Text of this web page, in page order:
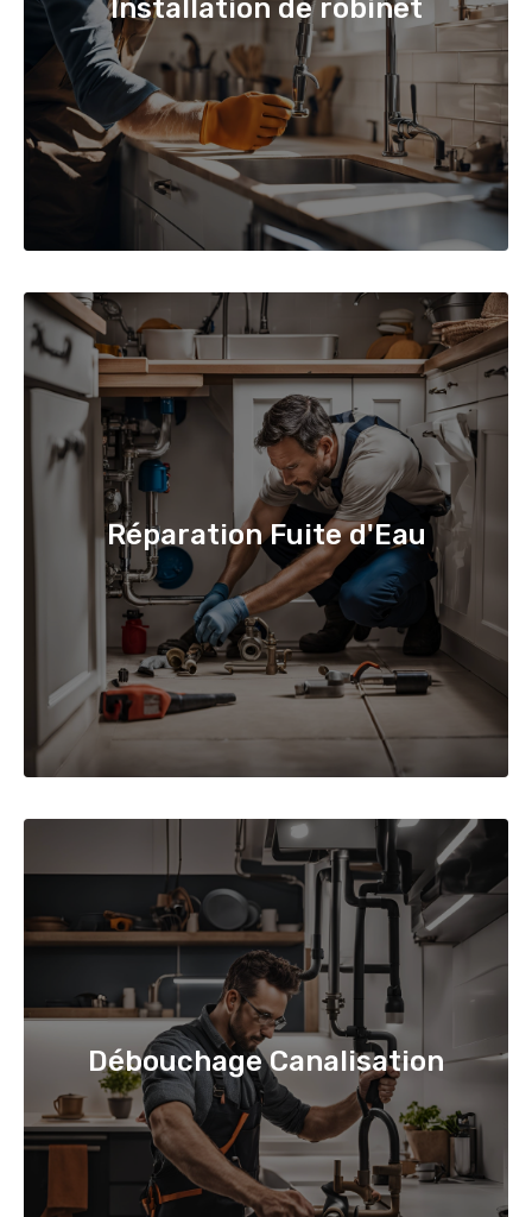
Installation de robinet
Réparation Fuite d'Eau
Débouchage Canalisation